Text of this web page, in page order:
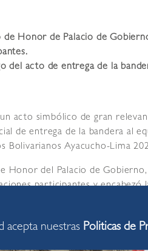
de Honor de Palacio de
del acto de entrega de la
acto simbólico de gran
de entrega de la bandera al
Bolivarianos Ayacucho-Lima
Honor del Palacio de
participantes y encabezó
acepta nuestras Politicas de